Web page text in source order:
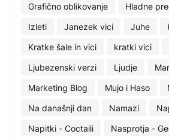
Grafično oblikovanje
Hladne
Izleti
Janezek vici Juhe
Kratke šale in vici
kratki vici
Ljubezenski verzi
Ljudje
Marketing Blog
Mujo i Haso
Na današnji dan
Namazi
Napitki - Coctaili
Nasprotja -